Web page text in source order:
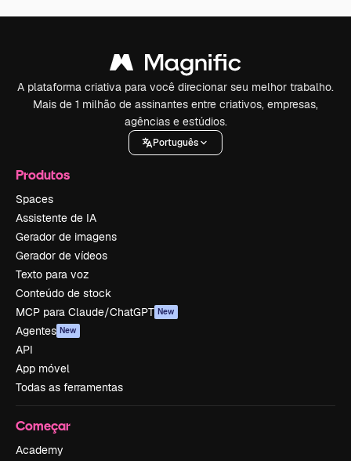
A plataforma criativa para você direcionar seu melhor trabalho.
Mais de 1 milhão de assinantes entre criativos, empresas,
agências e estúdios.
Português
Produtos
Spaces
Assistente de IA
Gerador de imagens
Gerador de vídeos
Texto para voz
Conteúdo de stock
MCP para Claude/ChatGPT New
Agentes New
API
App móvel
Todas as ferramentas
Começar
Academy